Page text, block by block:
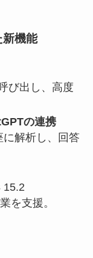
機能
び出し、高度
の連携
解析し、回答
15.2
を支援。